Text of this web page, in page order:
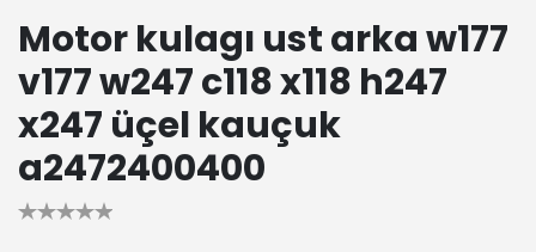
Motor kulagı ust arka w177
v177 w247 c118 x118 h247
x247 üçel kauçuk
a2472400400